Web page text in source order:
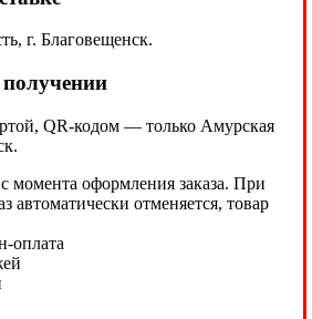
г. Благовещенск.
QR-кодом — только Амурская
с момента оформления заказа. При
автоматически отменяется, товар
оплата